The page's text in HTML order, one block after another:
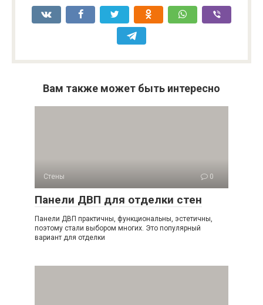
Вам также может быть интересно
Стены 0
Панели ДВП для отделки стен
Панели ДВП практичны, функциональны, эстетичны,
поэтому стали выбором многих. Это популярный
вариант для отделки